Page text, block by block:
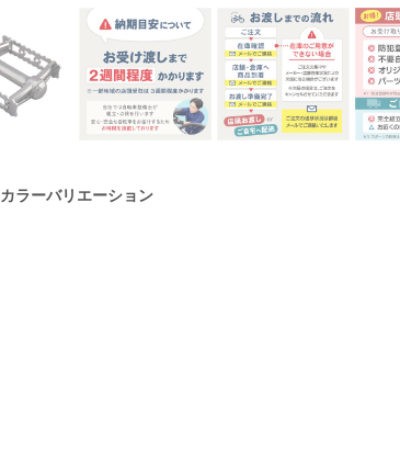
カラーバリエーション